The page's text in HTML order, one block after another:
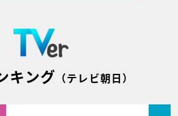
キング （テレビ朝日）